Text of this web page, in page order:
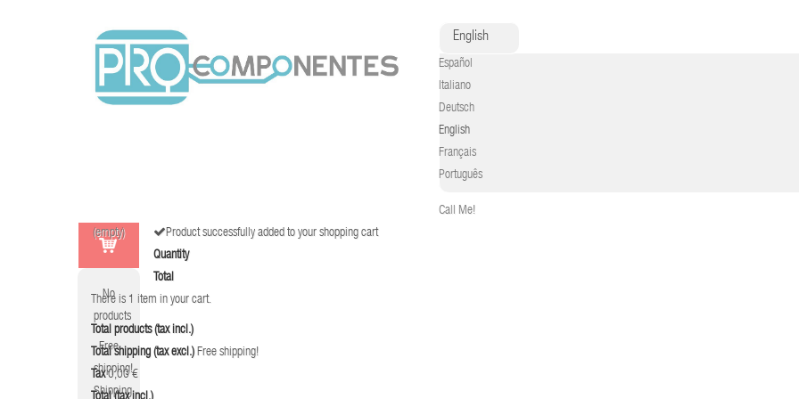
English
Español
Italiano
Deutsch
English
Français
Português
Call Me!
(empty)
No
products
Free
shipping!
Shipping
Product successfully added to your shopping cart
Quantity
Total
There is 1 item in your cart.
Total products (tax incl.)
Total shipping (tax excl.) Free shipping!
Tax 0,00 €